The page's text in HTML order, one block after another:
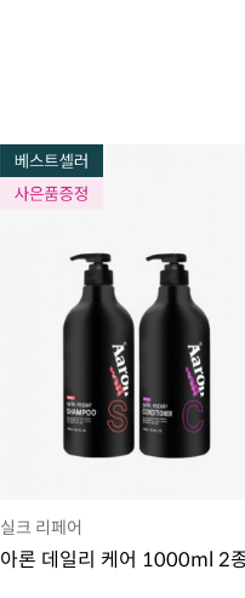
실크 리페어
아론 데일리 케어 1000ml 2